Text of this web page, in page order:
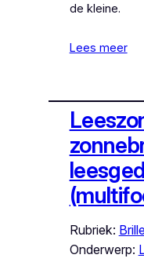
de kleine.
Lees meer
Rubriek:
Onderwerp: